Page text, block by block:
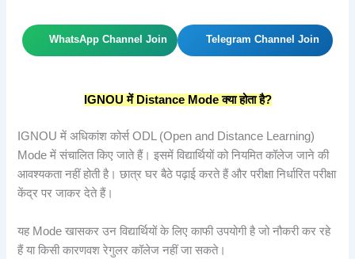
WhatsApp Channel Join Telegram Channel Join
IGNOUमें Distance Modeक्याहोताहै?
IGNOU में अधिकांश कोर्स ODL (Open and Distance Learning)
Mode में संचालित किए जाते हैं। इसमें विद्यार्थियों को नियमित कॉलेज जाने की
आवश्यकता नहीं होती है। छात्र घर बैठे पढ़ाई करते हैं और परीक्षा निर्धारित परीक्षा
केंद्र पर जाकर देते हैं।
यह Mode खासकर उन विद्यार्थियों के लिए काफी उपयोगी है जो नौकरी कर रहे
हैं या किसी कारणवश रेगुलर कॉलेज नहीं जा सकते।